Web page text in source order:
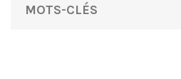
MOTS-CLÉS